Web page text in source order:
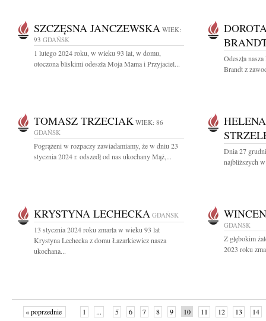
SZCZĘSNA JANCZEWSKA WIEK:
93 GDAŃSK
1 lutego 2024 roku, w wieku 93 lat, w domu,
otoczona bliskimi odeszła Moja Mama i Przyjaciel...
Odeszła
Brandt z
TOMASZ TRZECIAK WIEK: 86
GDAŃSK
Pogrążeni w rozpaczy zawiadamiamy, że w dniu 23
stycznia 2024 r. odszedł od nas ukochany Mąż,...
Dnia 27
najbliższych
KRYSTYNA LECHECKA GDAŃSK
13 stycznia 2024 roku zmarła w wieku 93 lat
Krystyna Lechecka z domu Łazarkiewicz nasza
ukochana...
GDAŃSK
Z głębokim
2023 roku
« poprzednie 1 ... 5 6 7 8 9 10 11 12 13 14